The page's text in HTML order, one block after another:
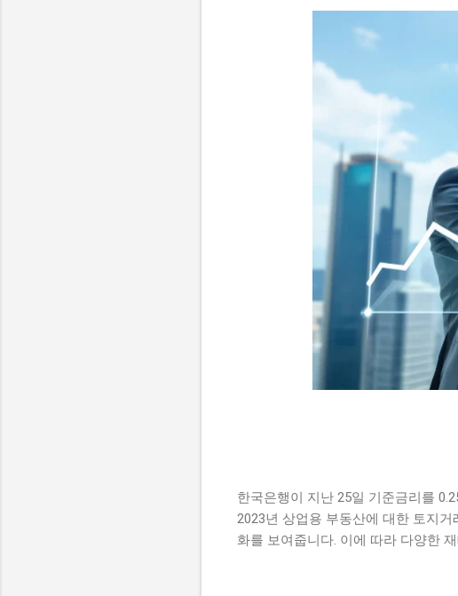
아르카디아 시그니처는 고급스러우
운 일상을 제공할 것으로 기대된다. 더
한국은행이 지난 25일 기준금리를
2023년 상업용 부동산에 대한 토지
화를 보여줍니다. 이에 따라 다양한